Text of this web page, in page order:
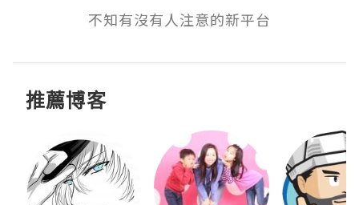
不知有沒有人注意的新平台
推薦博客